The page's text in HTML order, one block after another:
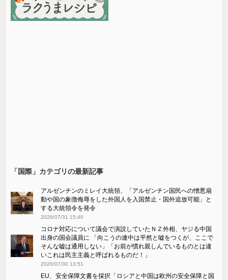
「国際」カテゴリの最新記事
アルゼンチンのミレイ大統領、「アルゼンチン国民への憎悪扇
動や国の象徴侮辱をした外国人を入国禁止・国外追放可能」と
する大統領令を発令
2026/07/31 15:40
コロナ対応について議会で演説していたＮＺ外相、ヤジる中国
出身の国会議員に 「向こうの連中は平然と嘘をつくが、ここで
そんな嘘は通用しない」「お前が慣れ親しんでいるものとは違
いこれは民主主義と呼ばれるものだ！」
2026/07/30 13:51
EU、安全保障文書を採択「ロシアと中国は欧州の安全保障と国